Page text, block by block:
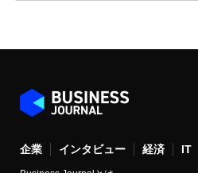
企業 インタビュー 経済 IT